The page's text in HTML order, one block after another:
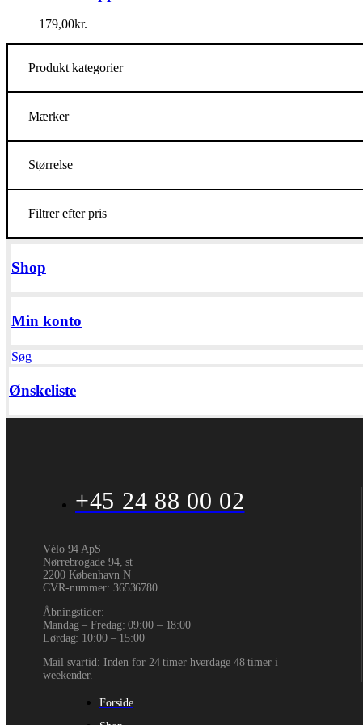
179,00kr.
Produkt kategorier
Mærker
Størrelse
Filtrer efter pris
Shop
Min konto
Søg
Ønskeliste
+45 24 88 00 02
Vélo 94 ApS
Nørrebrogade 94, st
2200 København N
CVR-nummer: 36536780
Åbningstider:
Mandag – Fredag: 09:00 – 18:00
Lørdag: 10:00 – 15:00
Mail svartid: Inden for 24 timer hverdage 48 timer i
weekender.
Forside